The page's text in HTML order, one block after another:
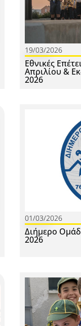
19/03/2026
Εθνικές
Απριλίου &
2026
01/03/2026
Διήμερο
2026